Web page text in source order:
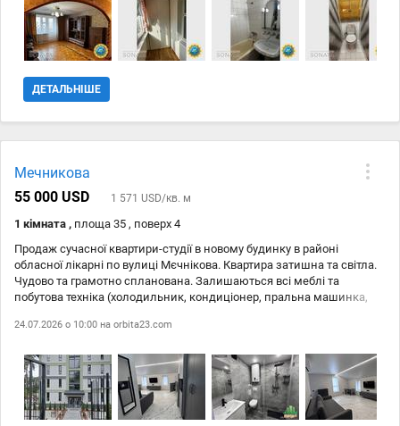
Будинок знаходиться поруч із центром міста, а до Дніпра та пляжу
близько 500 метрів. Поряд є магазини, школи, дитячі садки,
зупинки громадського транспорту та все необхідне для
програмами. Комісія АН 2%. Телефонуйте, щоб домовитися про
перегляд. Квартири такої площі в цегляних будинках на Митниці з
ДЕТАЛЬНІШЕ
Мечникова
55 000 USD
1 571 USD/кв. м
1 кімната , площа 35 , поверх 4
Продаж сучасної квартири-студії в новому будинку в районі
обласної лікарні по вулиці Мєчнікова. Квартира затишна та світла.
Чудово та грамотно спланована. Залишаються всі меблі та
побутова техніка (холодильник, кондиціонер, пральна машинка,
електроопалення. Будинок збудований з керамоблоку, утеплений
24.07.2026 о 10:00 на orbita23.com